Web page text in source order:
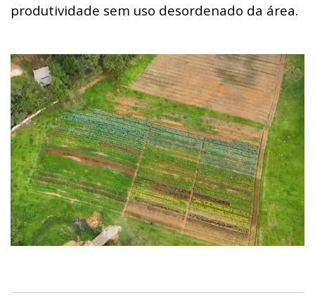
produtividade sem uso desordenado da área.